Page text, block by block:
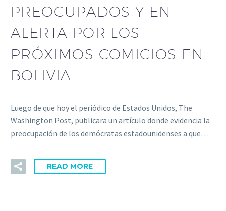
PREOCUPADOS Y EN
ALERTA POR LOS
PRÓXIMOS COMICIOS EN
BOLIVIA
Luego de que hoy el periódico de Estados Unidos, The
Washington Post, publicara un artículo donde evidencia la
preocupación de los demócratas estadounidenses a que…
READ MORE